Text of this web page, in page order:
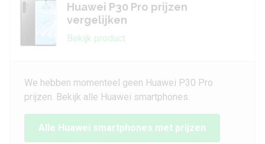
Huawei P30 Pro prijzen
vergelijken
Bekijk product
We hebben momenteel geen Huawei P30 Pro
prijzen. Bekijk alle Huawei smartphones.
Alle Huawei smartphones met prijzen